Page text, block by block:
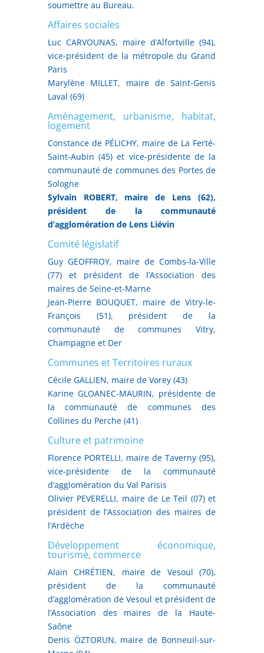
soumettre au Bureau.
Affaires sociales
Luc CARVOUNAS, maire d’Alfortville (94),
vice-président de la métropole du Grand
Paris
Marylène MILLET, maire de Saint-Genis
Laval (69)
Aménagement, urbanisme, habitat,
logement
Constance de PÉLICHY, maire de La Ferté-
Saint-Aubin (45) et vice-présidente de la
communauté de communes des Portes de
Sologne
Sylvain ROBERT, maire de Lens (62),
président de la communauté
d’agglomération de Lens Liévin
Comité législatif
Guy GEOFFROY, maire de Combs-la-Ville
(77) et président de l’Association des
maires de Seine-et-Marne
Jean-Pierre BOUQUET, maire de Vitry-le-
François (51), président de la
communauté de communes Vitry,
Champagne et Der
Communes et Territoires ruraux
Cécile GALLIEN, maire de Vorey (43)
Karine GLOANEC-MAURIN, présidente de
la communauté de communes des
Collines du Perche (41)
Culture et patrimoine
Florence PORTELLI, maire de Taverny (95),
vice-présidente de la communauté
d’agglomération du Val Parisis
Olivier PEVERELLI, maire de Le Teil (07) et
président de l’Association des maires de
l’Ardèche
Développement économique,
tourisme, commerce
Alain CHRÉTIEN, maire de Vesoul (70),
président de la communauté
d’agglomération de Vesoul et président de
l’Association des maires de la Haute-
Saône
Denis ÖZTORUN, maire de Bonneuil-sur-